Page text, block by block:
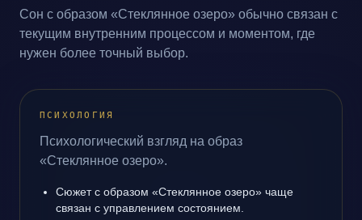
Сон с образом «Стеклянное озеро» обычно связан с
текущим внутренним процессом и моментом, где
нужен более точный выбор.
ПСИХОЛОГИЯ
Психологический взгляд на образ
«Стеклянное озеро».
Сюжет с образом «Стеклянное озеро» чаще
связан с управлением состоянием.